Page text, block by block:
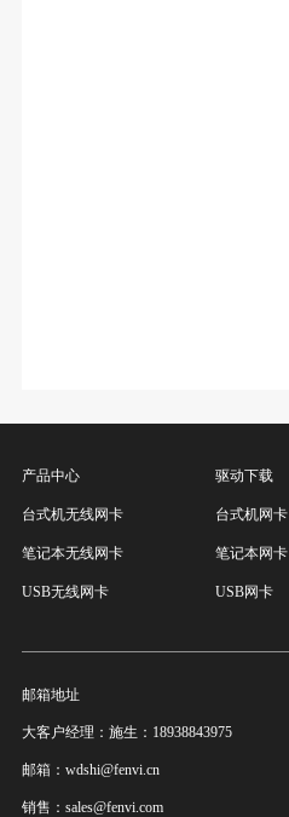
产品中心
台式机无线网卡
笔记本无线网卡
USB无线网卡
驱动下载
台式机网卡
笔记本网卡
USB网卡
邮箱地址
大客户经理：施生：18938843975
邮箱：wdshi@fenvi.cn
销售：sales@fenvi.com